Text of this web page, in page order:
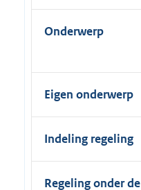
Onderwerp
Eigen onderwerp
Indeling regeling
Regeling onder de